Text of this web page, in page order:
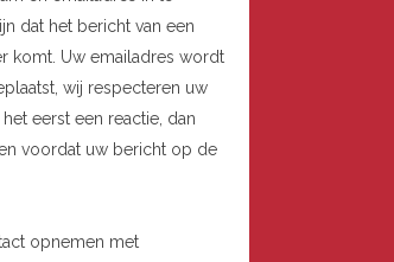
dat het bericht van een
komt. Uw emailadres wordt
wij respecteren uw
eerst een reactie, dan
voordat uw bericht op de
opnemen met